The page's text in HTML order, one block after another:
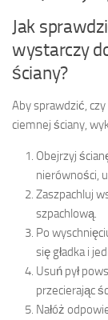
Jak
wystarczy
ściany?
Aby sprawdzić,
ciemnej ściany,
Obejrzyj
nierówności,
Zaszpachluj
szpachlową.
Po
się gładka i
Usuń pył
przecierając
Nałóż